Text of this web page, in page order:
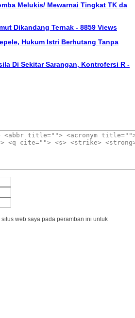
Melukis/ Mewarnai Tingkat TK da
Dikandang Ternak - 8859 Views
Hukum Istri Berhutang Tanpa
Di Sekitar Sarangan, Kontrofersi R -
web saya pada peramban ini untuk